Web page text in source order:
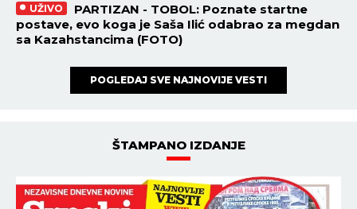
UŽIVO
PARTIZAN - TOBOL: Poznate startne
postave, evo koga je Saša Ilić odabrao za megdan
sa Kazahstancima (FOTO)
POGLEDAJ SVE NAJNOVIJE VESTI
ŠTAMPANO IZDANJE